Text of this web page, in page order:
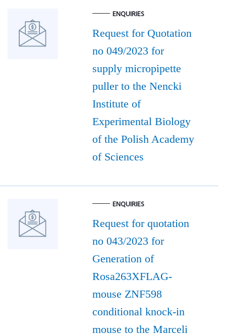
ENQUIRIES
Request for Quotation
no 049/2023 for
supply micropipette
puller to the Nencki
Institute of
Experimental Biology
of the Polish Academy
of Sciences
ENQUIRIES
Request for quotation
no 043/2023 for
Generation of
Rosa263XFLAG-
mouse ZNF598
conditional knock-in
mouse to the Marceli